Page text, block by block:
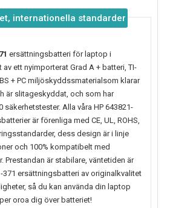
internationella standarder
ersättningsbatteri för laptop i
ett nyimporterat Grad A + batteri, TI-
+ PC miljöskyddssmaterialsom klarar
är slitageskyddat, och som har
säkerhetstester. Alla våra HP 643821-
är förenliga med CE, UL, ROHS,
dess design är i linje
och 100% kompatibelt med
Prestandan är stabilare, väntetiden är
371 ersättningsbatteri av originalkvalitet
så du kan använda din laptop
oroa dig över batteriet!